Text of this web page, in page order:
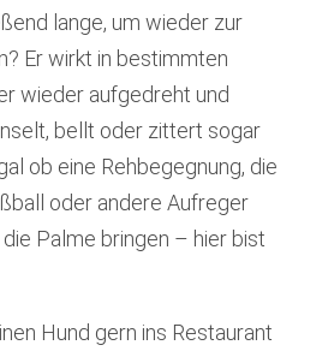
lange, um wieder zur
Er wirkt in bestimmten
wieder aufgedreht und
bellt oder zittert sogar
ob eine Rehbegegnung, die
oder andere Aufreger
Palme bringen – hier bist
Hund gern ins Restaurant